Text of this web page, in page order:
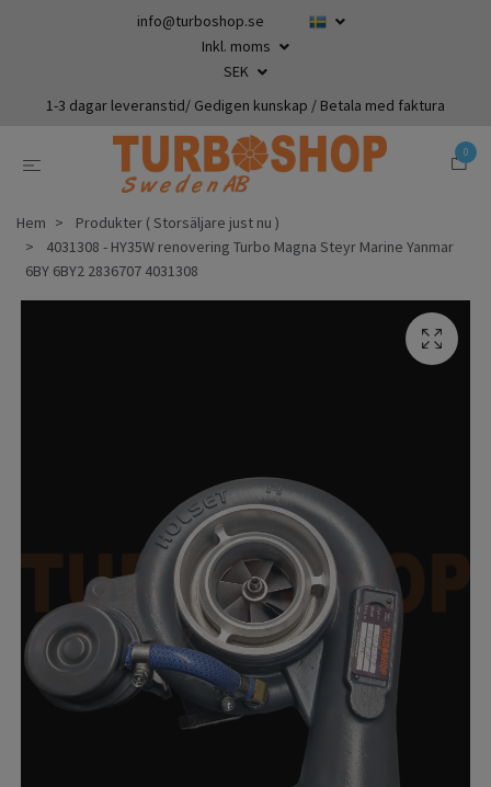
info@turboshop.se
Inkl. moms
SEK
1-3 dagar leveranstid/ Gedigen kunskap / Betala med faktura
0
Hem
Produkter ( Storsäljare just nu )
4031308 - HY35W renovering Turbo Magna Steyr Marine Yanmar
6BY 6BY2 2836707 4031308